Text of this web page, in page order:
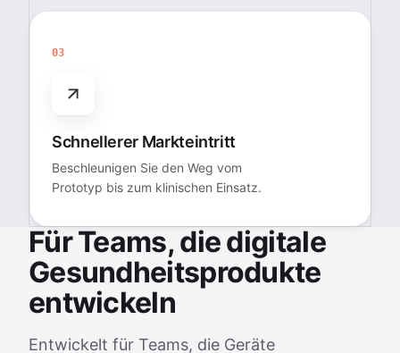
03
Schnellerer Markteintritt
Beschleunigen Sie den Weg vom
Prototyp bis zum klinischen Einsatz.
Für Teams, die digitale
Gesundheitsprodukte
entwickeln
Entwickelt für Teams, die Geräte